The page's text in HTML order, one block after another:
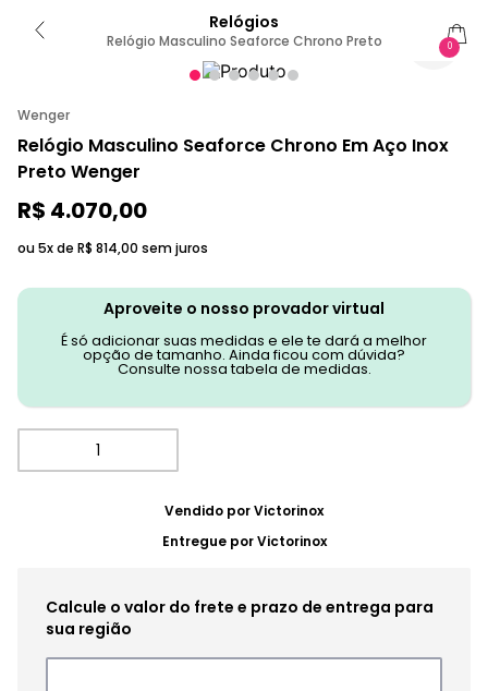
Relógios
Relógio Masculino Seaforce Chrono Preto 0
Wenger
Relógio Masculino Seaforce Chrono Em Aço Inox
Preto Wenger
R$ 4.070,00
ou 5x de R$ 814,00 sem juros
Aproveite o nosso provador virtual
É só adicionar suas medidas e ele te dará a melhor
opção de tamanho. Ainda ficou com dúvida?
Consulte nossa tabela de medidas.
Vendido porVictorinox
Entregue porVictorinox